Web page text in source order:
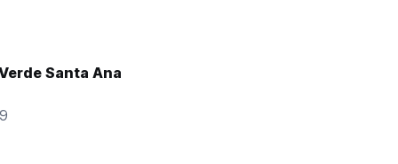
Santa Ana